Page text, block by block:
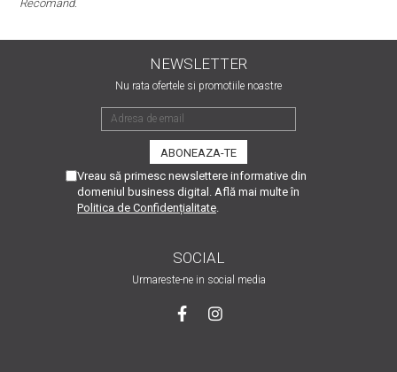
NEWSLETTER
Nu rata ofertele si promotiile noastre
Vreau să primesc newslettere informative din
domeniul business digital. Află mai multe în
Politica de Confidențialitate
SOCIAL
Urmareste-ne in social media